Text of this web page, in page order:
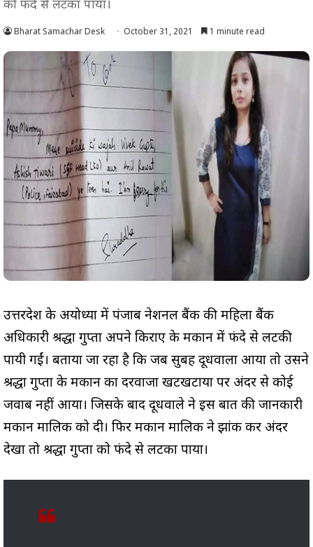
को फंदे से लटका पाया।
Bharat Samachar Desk October 31, 2021 1 minute read
उत्तरप्रदेश के अयोध्या में पंजाब नेशनल बैंक की महिला बैंक
अधिकारी श्रद्धा गुप्ता अपने किराए के मकान में फंदे से लटकी
पायी गईं। बताया जा रहा है कि जब सुबह दूधवाला आया तो उसने
श्रद्धा गुप्ता के मकान का दरवाजा खटखटाया पर अंदर से कोई
जवाब नहीं आया। जिसके बाद दूधवाले ने इस बात की जानकारी
मकान मालिक को दी। फिर मकान मालिक ने झांक कर अंदर
देखा तो श्रद्धा गुप्ता को फंदे से लटका पाया।